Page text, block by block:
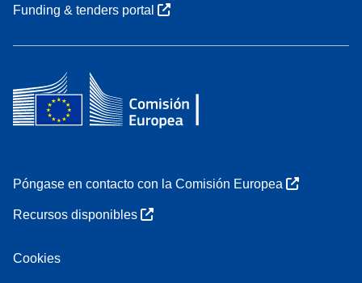
Funding & tenders portal
Póngase en contacto con la Comisión Europea
Recursos disponibles
Cookies